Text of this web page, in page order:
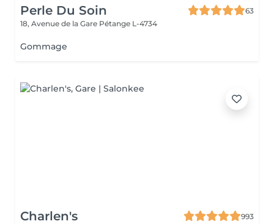
Perle Du Soin
63
18, Avenue de la Gare Pétange L-4734
Gommage
Charlen's
993